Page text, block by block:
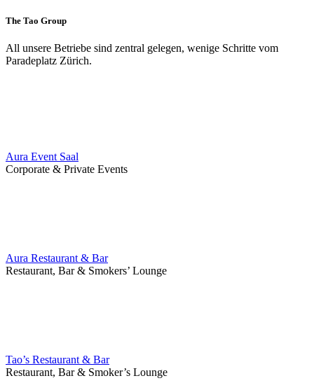
The Tao Group
All unsere Betriebe sind zentral gelegen, wenige Schritte vom
Paradeplatz Zürich.
Aura Event Saal
Corporate & Private Events
Aura Restaurant & Bar
Restaurant, Bar & Smokers’ Lounge
Tao’s Restaurant & Bar
Restaurant, Bar & Smoker’s Lounge